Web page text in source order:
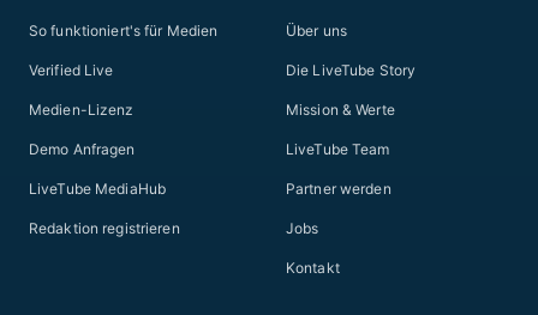
So funktioniert's für Medien
Verified Live
Medien-Lizenz
Demo Anfragen
LiveTube MediaHub
Redaktion registrieren
Über uns
Die LiveTube Story
Mission & Werte
LiveTube Team
Partner werden
Jobs
Kontakt